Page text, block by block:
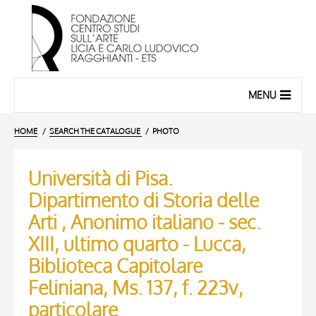
MENU
HOME SEARCH THE CATALOGUE PHOTO
Università di Pisa.
Dipartimento di Storia delle
Arti , Anonimo italiano - sec.
XIII, ultimo quarto - Lucca,
Biblioteca Capitolare
Feliniana, Ms. 137, f. 223v,
particolare